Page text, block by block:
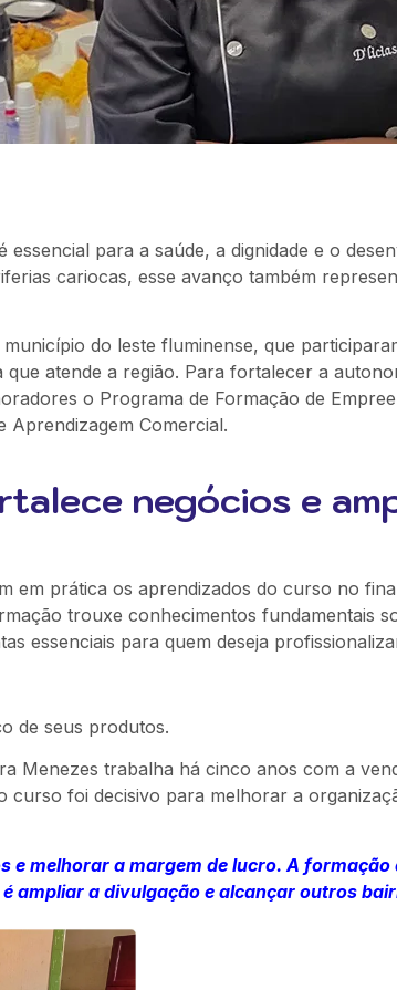
para a saúde, a dignidade e o
cariocas, esse avanço também
do leste fluminense, que
atende a região. Para fortalecer a
o Programa de Formação de
Aprendizagem Comercial.
negócios e
em prática os aprendizados do curso no
trouxe conhecimentos fundamentais
essenciais para quem deseja
de seus produtos.
Menezes trabalha há cinco anos com a
curso foi decisivo para melhorar a
e melhorar a margem de lucro. A formação
ampliar a divulgação e alcançar outros